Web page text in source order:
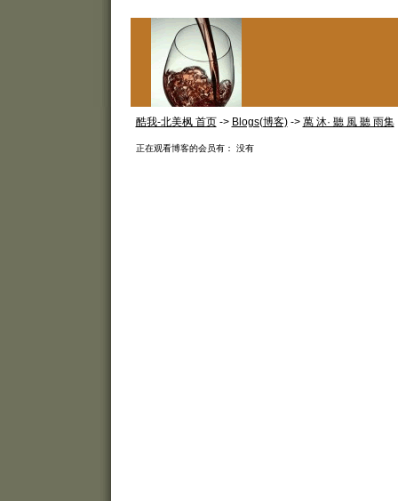
酷我-北美枫 首页-> Blogs(博客)-> 萬 沐· 聽 風 聽 雨集
正在观看博客的会员有： 没有